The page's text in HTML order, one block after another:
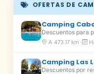
OFERTAS DE
Camping
Descuentos para
A 473.17 km ·
Camping Las
Descuentos por